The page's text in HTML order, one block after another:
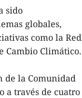
sido
globales,
como la Red
Cambio Climático.
de la Comunidad
a través de cuatro